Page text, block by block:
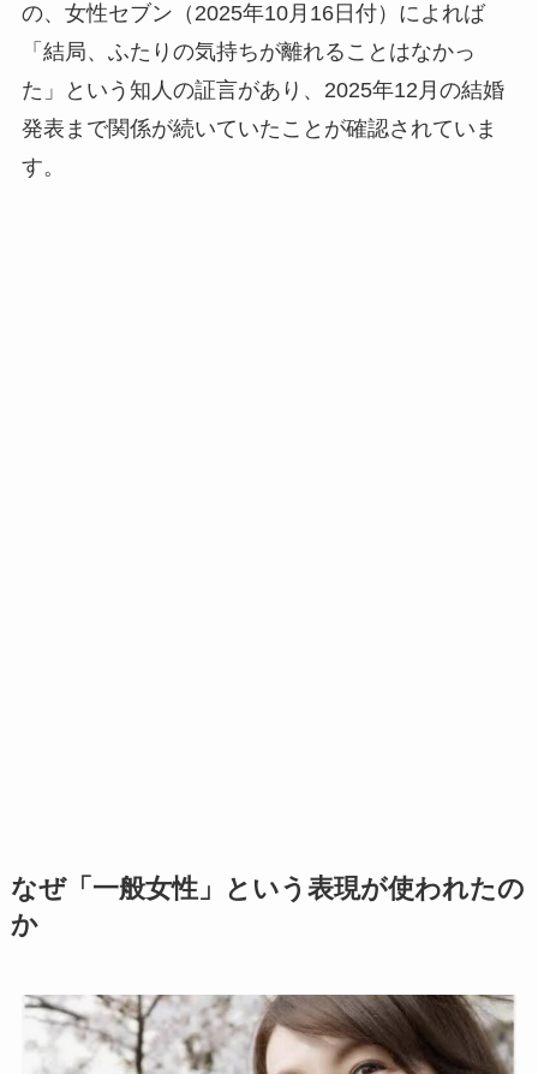
の、女性セブン（2025年10月16日付）によれば
「結局、ふたりの気持ちが離れることはなかっ
た」という知人の証言があり、2025年12月の結婚
発表まで関係が続いていたことが確認されていま
す。
なぜ「一般女性」という表現が使われたの
か